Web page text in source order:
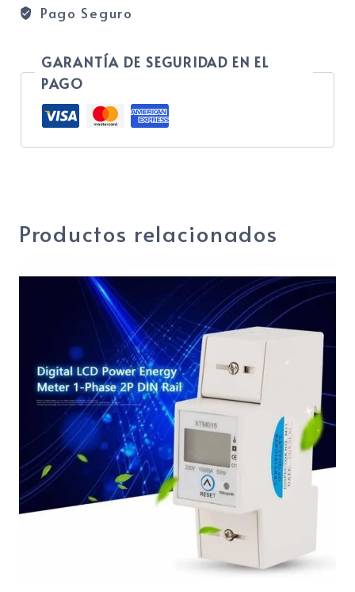
cantidad
Pago Seguro
GARANTÍA DE SEGURIDAD EN EL
PAGO
Productos relacionados